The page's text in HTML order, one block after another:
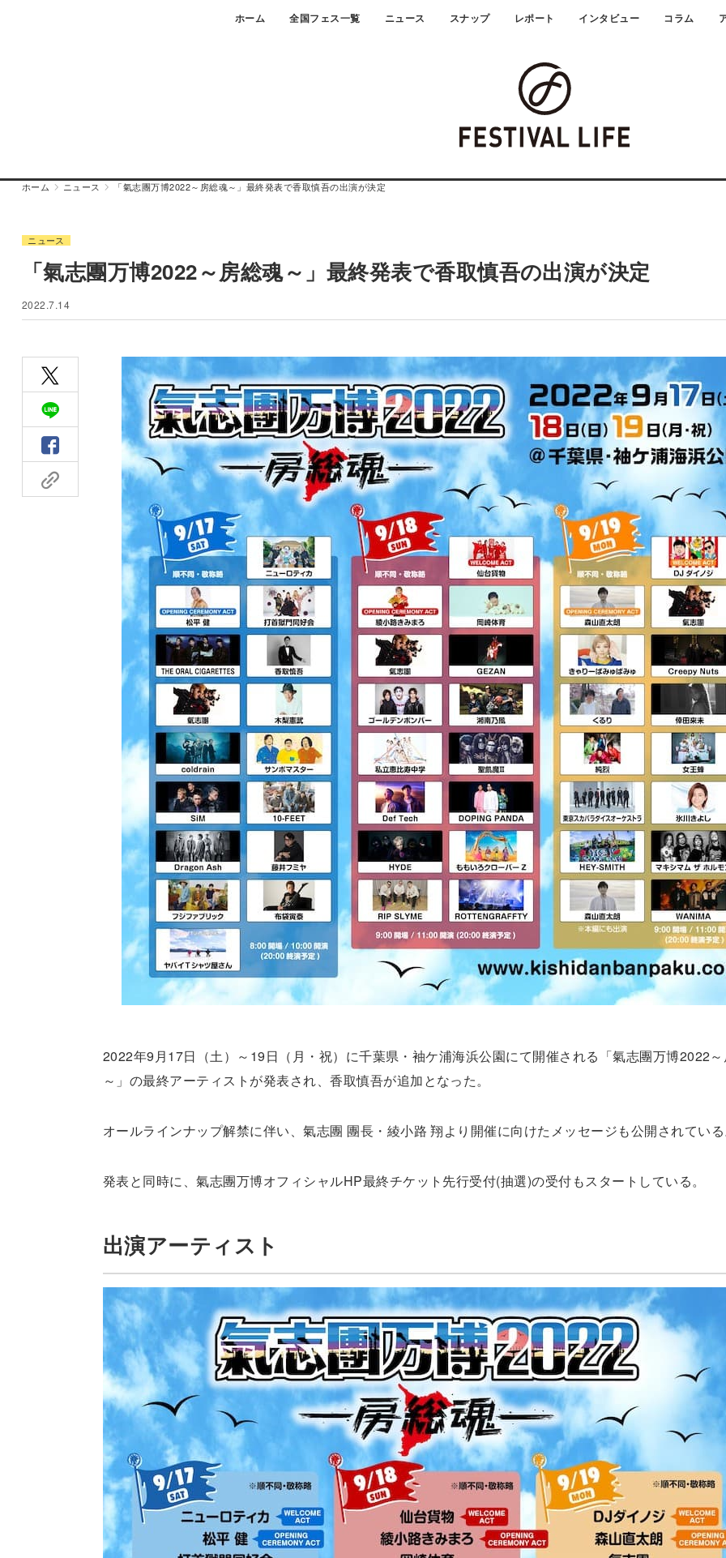
ホーム 全国フェス一覧 ニュース スナップ レポート インタビュー コラム
ホーム ニュース 「氣志團万博2022～房総魂～」最終発表で香取慎吾の出演が決定
ニュース
「氣志團万博2022～房総魂～」最終発表で香取慎吾の出演が決定
2022.7.14
2022年9月17日（土）～19日（月・祝）に千葉県・袖ケ浦海浜公園にて開催される「氣志團万博2022
～」の最終アーティストが発表され、香取慎吾が追加となった。
オールラインナップ解禁に伴い、氣志團 團長・綾小路 翔より開催に向けたメッセージも公開されてい
発表と同時に、氣志團万博オフィシャルHP最終チケット先行受付(抽選)の受付もスタートしている。
出演アーティスト